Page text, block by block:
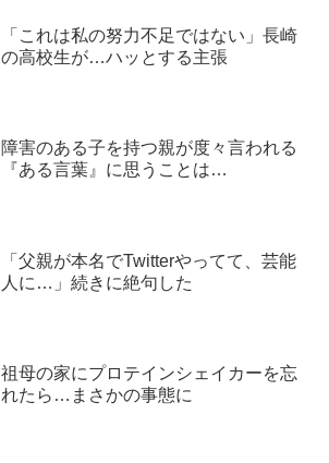
「これは私の努力不足ではない」長崎
の高校生が…ハッとする主張
障害のある子を持つ親が度々言われる
『ある言葉』に思うことは…
「父親が本名でTwitterやってて、芸能
人に…」続きに絶句した
祖母の家にプロテインシェイカーを忘
れたら…まさかの事態に